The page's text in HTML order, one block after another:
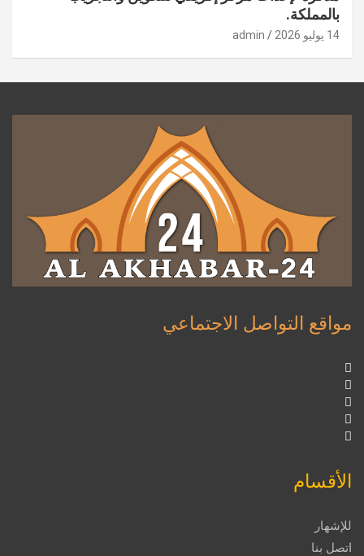
بالمملكة.
14 يوليو 2026 admin
مواقع التواصل الاجتماعي
الأقسام
للإشهار
اتصل بنا